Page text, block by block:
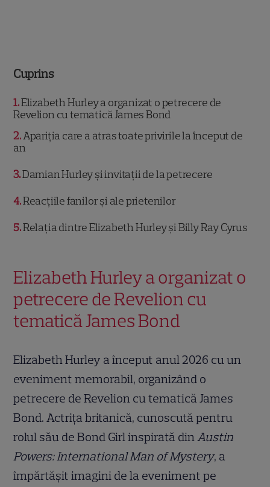
Cuprins
1 Elizabeth Hurley a organizat o petrecere de
Revelion cu tematică James Bond
2 Apariția care a atras toate privirile la început de
an
3 Damian Hurley și invitații de la petrecere
4 Reacțiile fanilor și ale prietenilor
5 Relația dintre Elizabeth Hurley și Billy Ray Cyrus
Elizabeth Hurley a organizat o
petrecere de Revelion cu
tematică James Bond
Elizabeth Hurley a început anul 2026 cu un
eveniment memorabil, organizând o
petrecere de Revelion cu tematică James
Bond. Actrița britanică, cunoscută pentru
rolul său de Bond Girl inspirată dinAustin
Powers: International Man of Mystery, a
împărtășit imagini de la eveniment pe